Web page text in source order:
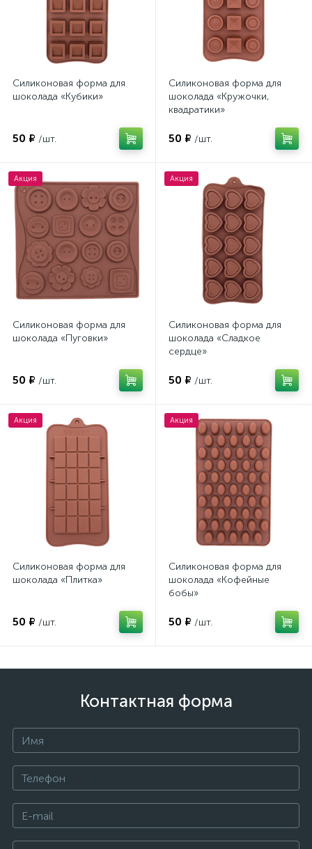
Силиконовая форма для
шоколада «Кубики»
50 ₽ /шт.
Силиконовая форма для
шоколада «Кружочки,
квадратики»
50 ₽ /шт.
Акция
Силиконовая форма для
шоколада «Пуговки»
50 ₽ /шт.
Акция
Силиконовая форма для
шоколада «Сладкое
сердце»
50 ₽ /шт.
Акция
Силиконовая форма для
шоколада «Плитка»
50 ₽ /шт.
Акция
Силиконовая форма для
шоколада «Кофейные
бобы»
50 ₽ /шт.
Контактная форма